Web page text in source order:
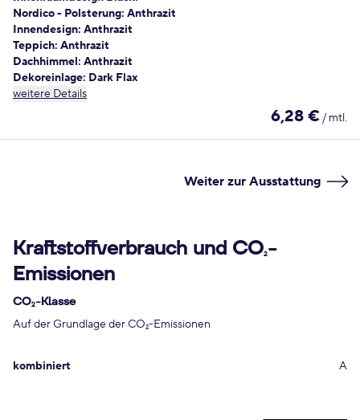
Nordico - Polsterung: Anthrazit
Innendesign: Anthrazit
Teppich: Anthrazit
Dachhimmel: Anthrazit
Dekoreinlage: Dark Flax
weitere Details
6,28 € / mtl.
Weiter zur Ausstattung
Kraftstoffverbrauch und CO2-
Emissionen
CO2-Klasse
Auf der Grundlage der CO2-Emissionen
kombiniert A